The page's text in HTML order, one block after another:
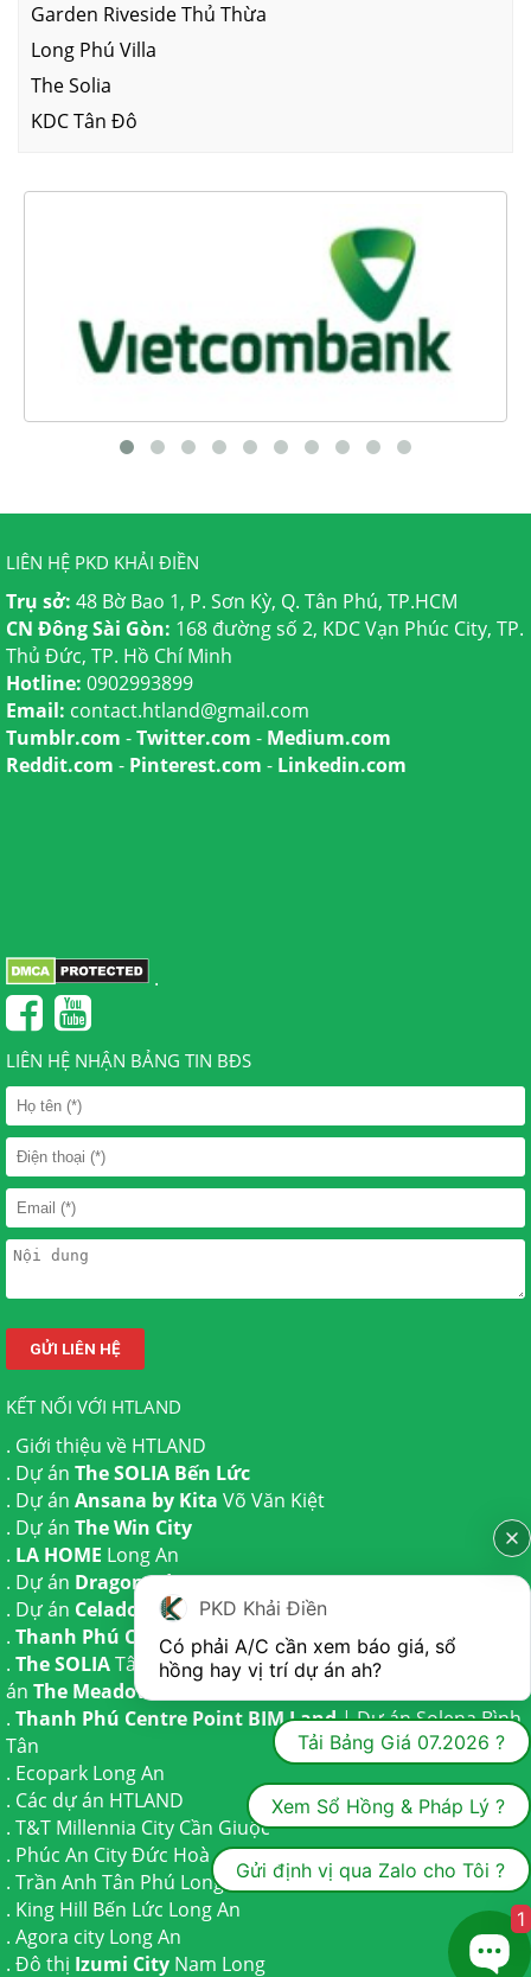
Garden Riveside Thủ Thừa
Long Phú Villa
The Solia
KDC Tân Đô
LIÊN HỆ PKD KHẢI ĐIỀN
Trụ sở: 48 Bờ Bao 1, P. Sơn Kỳ, Q. Tân Phú, TP.HCM
CN Đông Sài Gòn: 168 đường số 2, KDC Vạn Phúc City, TP.
Thủ Đức, TP. Hồ Chí Minh
Hotline: 0902993899
Email: contact.htland@gmail.com
Tumblr.com -Twitter.com - Medium.com
Reddit.com - Pinterest.com - Linkedin.com
.
LIÊN HỆ NHẬN BẢNG TIN BĐS
KẾT NỐI VỚI HTLAND
. Giới thiệu về HTLAND
. Dự án The SOLIA Bến Lức
. Dự án Ansana by Kita Võ Văn Kiệt
. Dự án The Win City
. LA HOME Long An
. Dự án Dragon Eden Long An
. Dự án Celadon City
Tân Phú
. Thanh Phú Centre PointBến Lức
. The SOLIATây Ninh | Dự ánThe AGULATrần Anh và Dự
án The Meadow
. Thanh Phú Centre Point BIM Land| Dự ánSolena Bình
Tân
. Ecopark Long An
. Các dự án HTLAND
. T&T Millennia City Cần Giuộc
. Phúc An CityĐức Hoà
. Trần Anh Tân Phú Long An
. King Hill Bến Lức Long An
. Agora city Long An
. Đô thị Izumi City Nam Long
PKD Khải Điền
Có phải A/C cần xem báo giá, sổ
hồng hay vị trí dự án ah?
Tải Bảng Giá 07.2026 ?
Xem Sổ Hồng & Pháp Lý ?
Gửi định vị qua Zalo cho Tôi ?
1